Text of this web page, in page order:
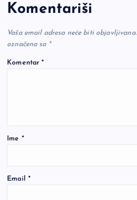
Komentariši
Vaša email adresa neće biti objavljivana.
označena sa *
Komentar*
Ime *
Email *